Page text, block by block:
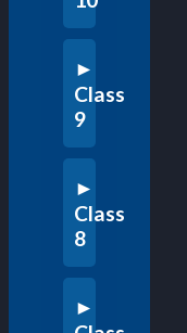
Class
9
Class
8